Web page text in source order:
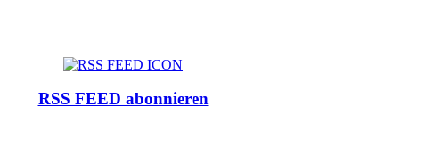
RSS FEED abonnieren